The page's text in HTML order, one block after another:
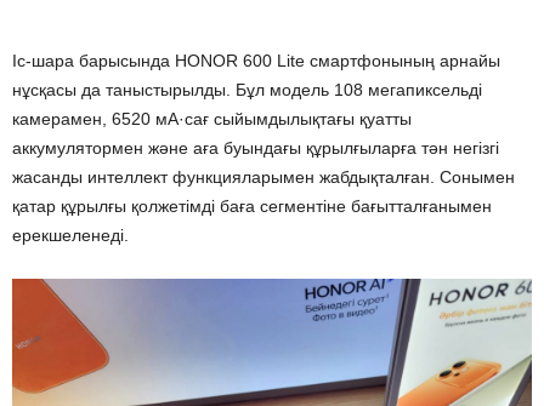
Іс-шара барысында HONOR 600 Lite смартфонының арнайы
нұсқасы да таныстырылды. Бұл модель 108 мегапиксельді
камерамен, 6520 мА·сағ сыйымдылықтағы қуатты
аккумулятормен және аға буындағы құрылғыларға тән негізгі
жасанды интеллект функцияларымен жабдықталған. Сонымен
қатар құрылғы қолжетімді баға сегментіне бағытталғанымен
ерекшеленеді.